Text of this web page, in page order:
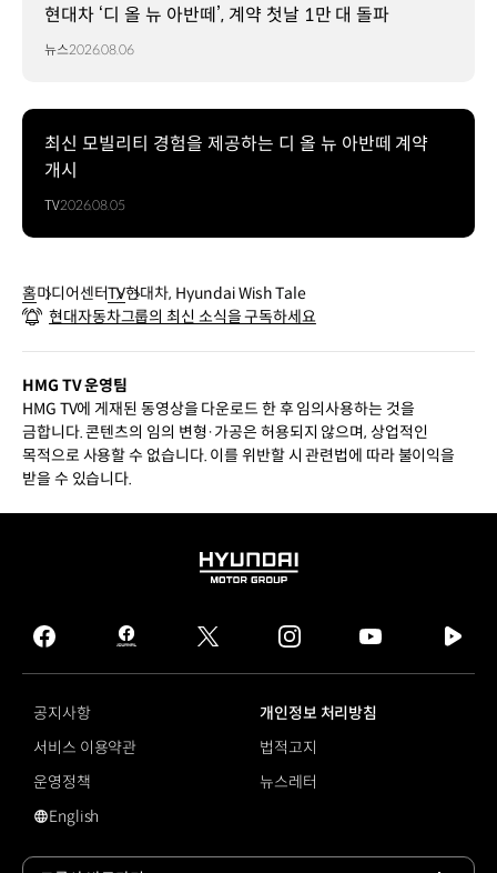
현대차 ‘디 올 뉴 아반떼’, 계약 첫날 1만 대 돌파
뉴스2026.08.06
최신 모빌리티 경험을 제공하는 디 올 뉴 아반떼 계약
개시
TV2026.08.05
홈미디어센터TV현대차, Hyundai Wish Tale
현대자동차그룹의 최신 소식을 구독하세요
HMG TV 운영팀
HMG TV에 게재된 동영상을 다운로드 한 후 임의사용하는 것을
금합니다. 콘텐츠의 임의 변형·가공은 허용되지 않으며, 상업적인
목적으로 사용할 수 없습니다. 이를 위반할 시 관련법에 따라 불이익을
받을 수 있습니다.
HYUNDAI
GROUP
facebook
hmg
journal
twitter instagram
tv
공지사항
개인정보 처리방침
서비스 이용약관
법적고지
운영정책
뉴스레터
영문 사이트로 이동
English